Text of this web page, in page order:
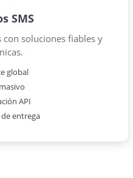
SMS
con soluciones fiables y
global
API
entrega